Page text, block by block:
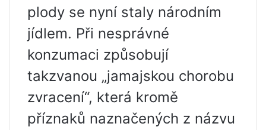
plody se nyní staly národním
jídlem. Při nesprávné
konzumaci způsobují
takzvanou „jamajskou chorobu
zvracení“, která kromě
příznaků naznačených z názvu